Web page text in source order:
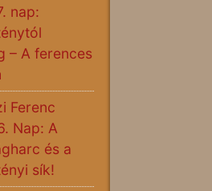
nap:
– A ferences
Ferenc
Nap: A
és a
sík!